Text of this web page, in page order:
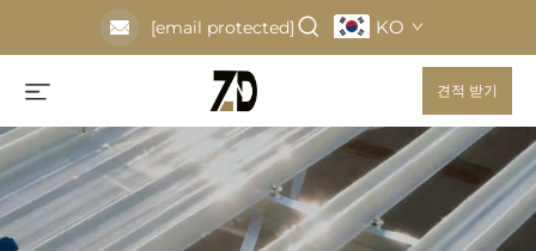
[email protected] KO
견적 받기